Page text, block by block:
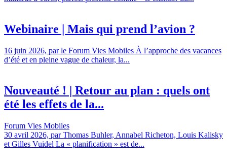
Webinaire | Mais qui prend l’avion ?
16 juin 2026, par le Forum Vies Mobiles À l’approche des vacances
d’été et en pleine vague de chaleur, la...
Nouveauté ! | Retour au plan : quels ont
été les effets de la...
Forum Vies Mobiles
30 avril 2026, par Thomas Buhler, Annabel Richeton, Louis Kalisky
et Gilles Vuidel La « planification » est de...